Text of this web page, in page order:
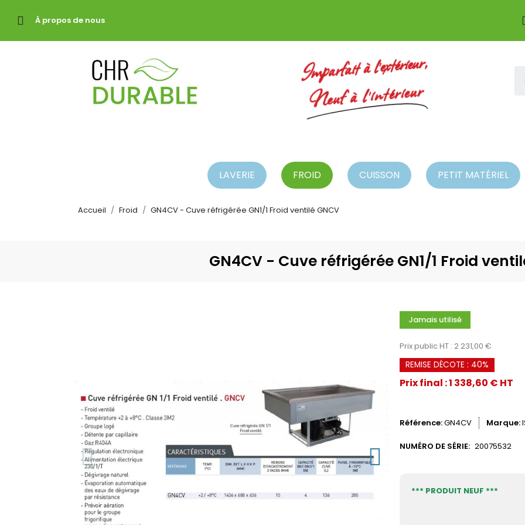
À propos de nous
Imparfait à l'extérieur,
Neuf à l'intérieur
LAVERIE FROID CUISSON PETIT MATÉRIEL
Accueil Froid GN4CV - Cuve réfrigérée GN1/1 Froid ventilé GNCV
GN4CV - Cuve réfrigérée GN1/1 Froid
Jamais utilisé
Prix public HT : 2 231,00 €
REMISE DÉCOTE : 40%
Prix final : 1 338,60 € HT
Référence GN4CV Marque
NUMÉRO DE SÉRIE: 20075532
*** PRODUIT NEUF ***